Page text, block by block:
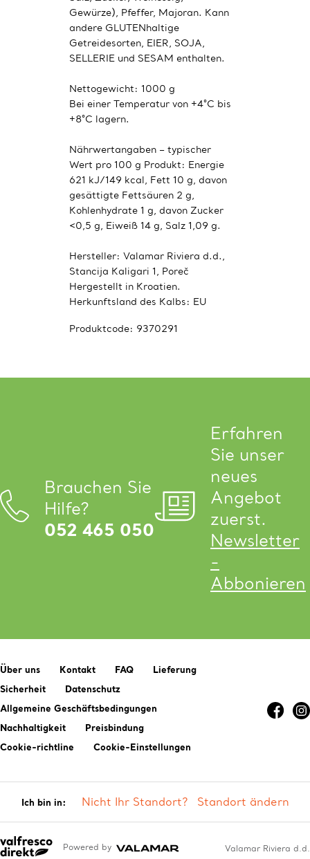
Gewürze), Pfeffer, Majoran. Kann
andere GLUTENhaltige
Getreidesorten, EIER, SOJA,
SELLERIE und SESAM enthalten.
Nettogewicht: 1000 g
Bei einer Temperatur von +4°C bis
+8°C lagern.
Nährwertangaben – typischer
Wert pro 100 g Produkt: Energie
621 kJ/149 kcal, Fett 10 g, davon
gesättigte Fettsäuren 2 g,
Kohlenhydrate 1 g, davon Zucker
<0,5 g, Eiweiß 14 g, Salz 1,09 g.
Hersteller: Valamar Riviera d.d.,
Stancija Kaligari 1, Poreč
Hergestellt in Kroatien.
Herkunftsland des Kalbs: EU
Produktcode: 9370291
Brauchen Sie
Hilfe?
052 465 050
Erfahren
Sie unser
neues
Angebot
zuerst.
Newsletter
-
Abbonieren
Über uns Kontakt FAQ
Lieferung
Sicherheit
Datenschutz
Allgemeine Geschäftsbedingungen
Nachhaltigkeit
Preisbindung
Cookie-richtline
Cookie-Einstellungen
Ich bin in: Nicht Ihr Standort? Standort ändern
Powered by Valamar Riviera d.d.